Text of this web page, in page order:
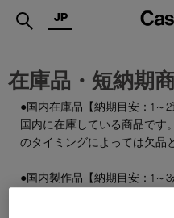
.
SERVICES
JP
在庫品・短納期
●国内在庫品【納期目安：1～2
国内に在庫している商品です
のタイミングによっては欠品
●国内製作品【納期目安：1～3